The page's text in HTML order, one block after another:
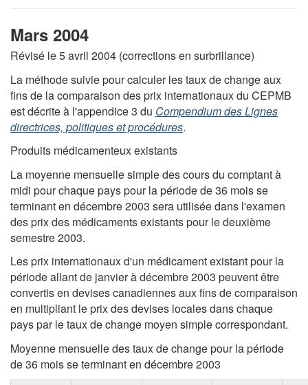
Mars 2004
Révisé le 5 avril 2004 (corrections en surbrillance)
La méthode suivie pour calculer les taux de change aux
fins de la comparaison des prix internationaux du CEPMB
est décrite à l'appendice 3 du Compendium des Lignes
directrices, politiques et procédures.
Produits médicamenteux existants
La moyenne mensuelle simple des cours du comptant à
midi pour chaque pays pour la période de 36 mois se
terminant en décembre 2003 sera utilisée dans l'examen
des prix des médicaments existants pour le deuxième
semestre 2003.
Les prix internationaux d'un médicament existant pour la
période allant de janvier à décembre 2003 peuvent être
convertis en devises canadiennes aux fins de comparaison
en multipliant le prix des devises locales dans chaque
pays par le taux de change moyen simple correspondant.
Moyenne mensuelle des taux de change pour la période
de 36 mois se terminant en décembre 2003